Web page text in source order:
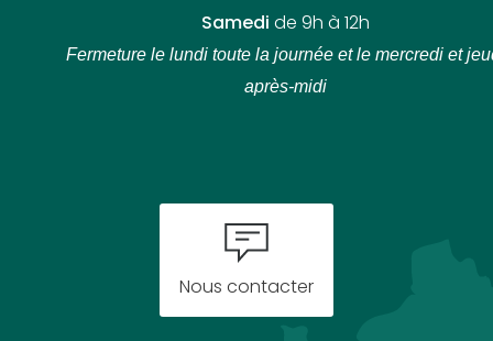
Samedi de 9h à 12h
Fermeture le lundi toute la journée et le mercredi et
après-midi
Nous contacter